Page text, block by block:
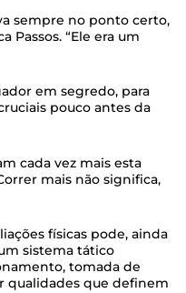
sempre no ponto certo,
Passos. “Ele era um
em segredo, para
pouco antes da
cada vez mais esta
mais não significa,
físicas pode, ainda
sistema tático
tomada de
qualidades que definem